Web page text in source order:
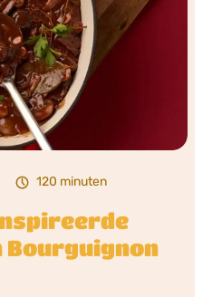
120 minuten
Bourguignon